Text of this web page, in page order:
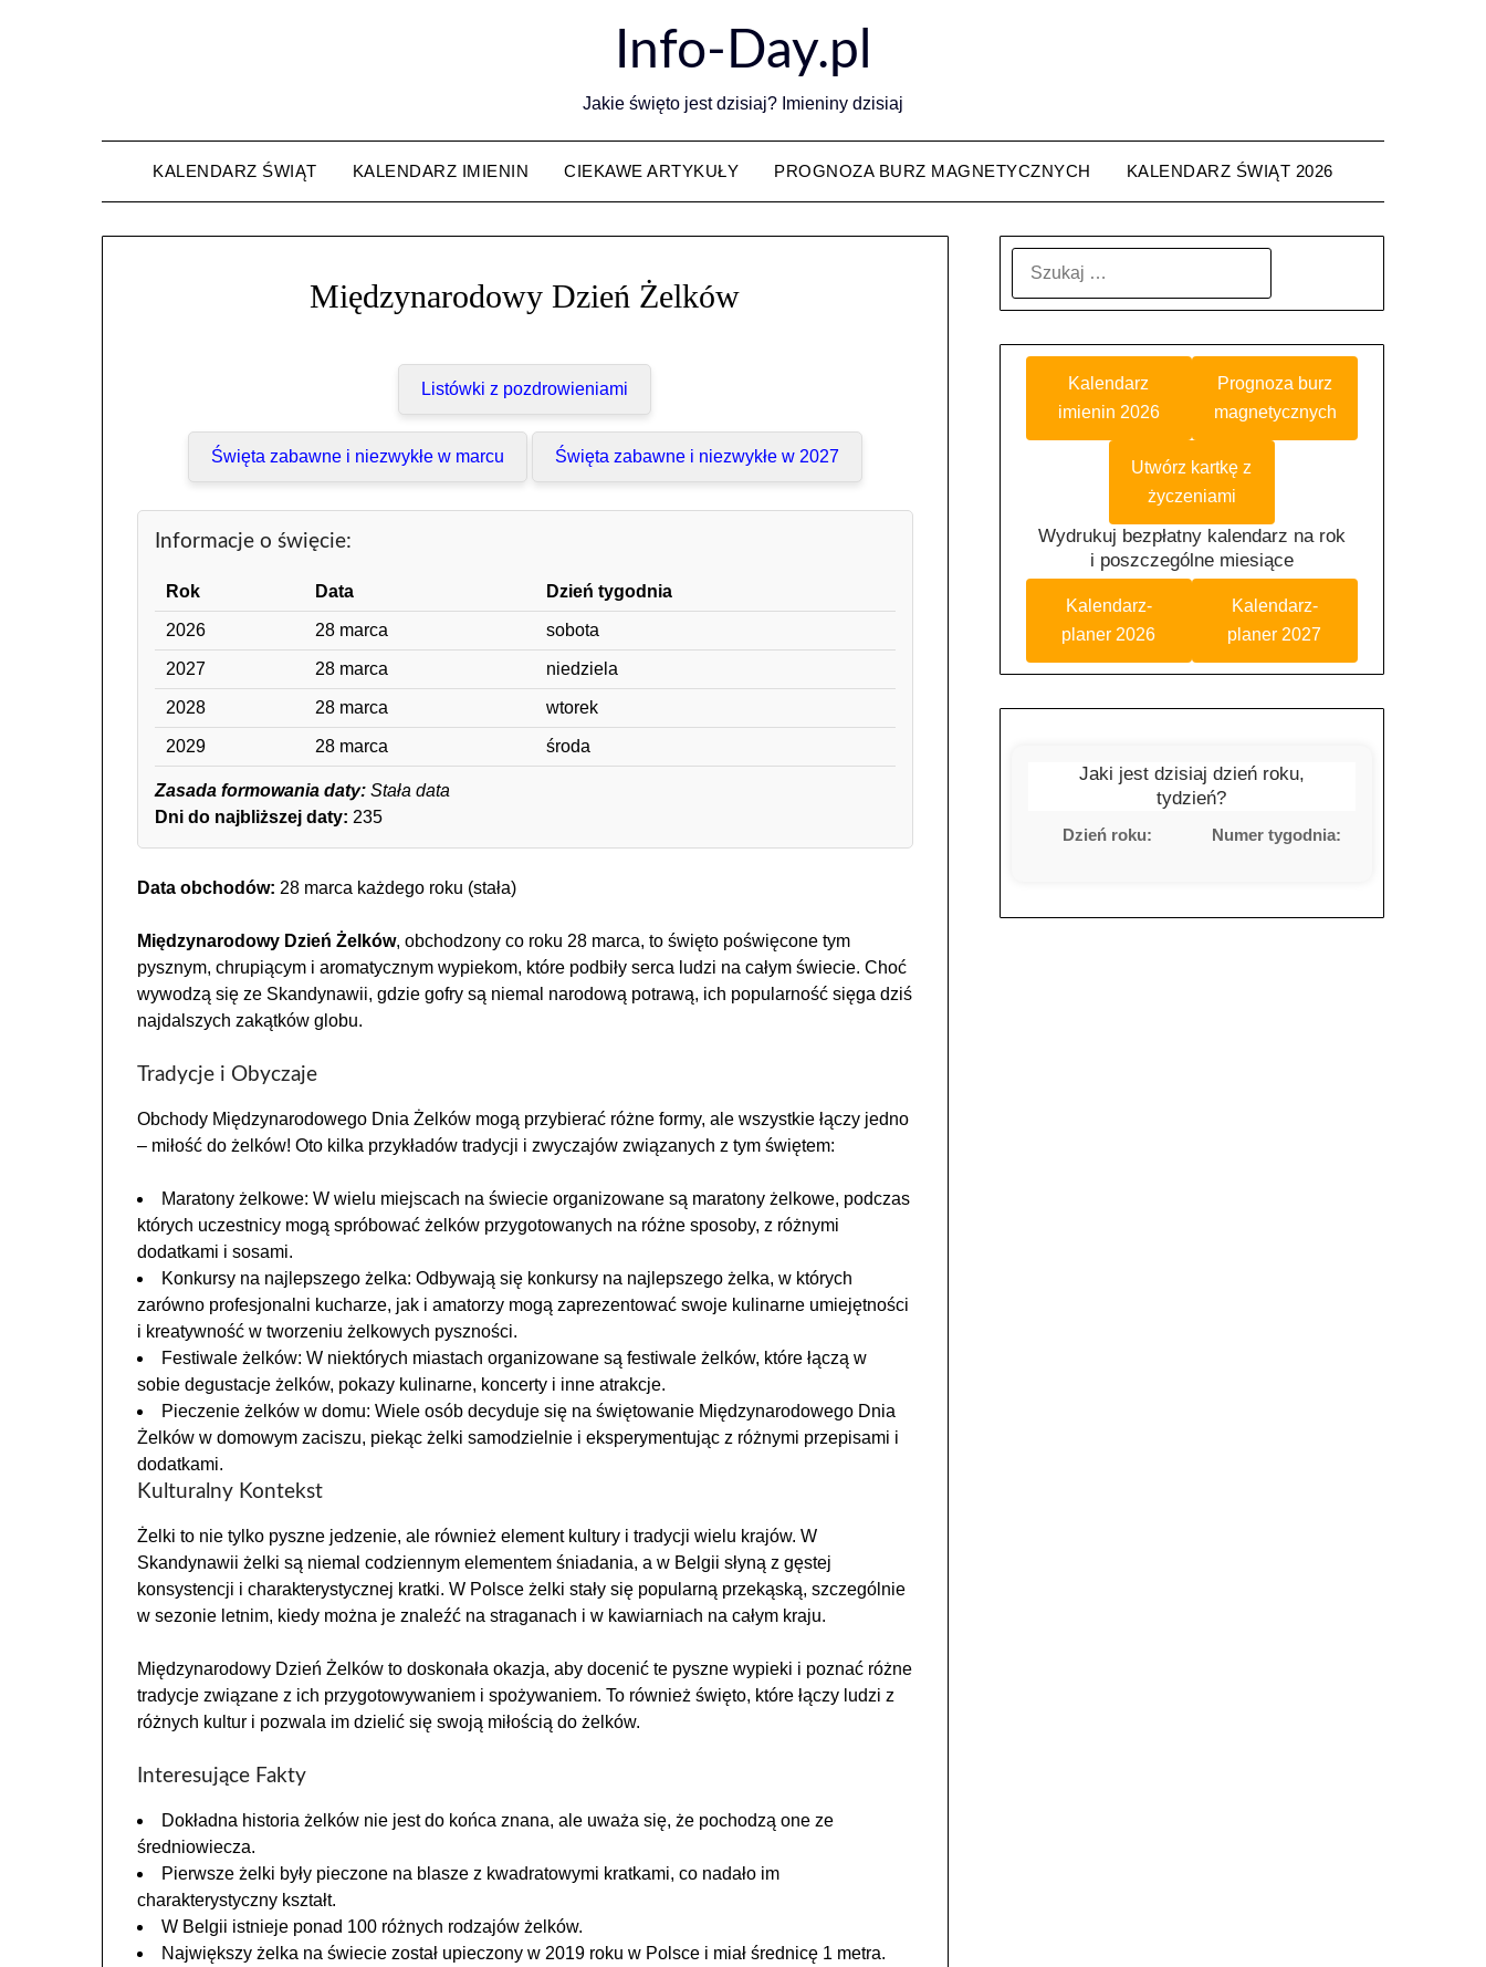
Info-Day.pl
Jakie święto jest dzisiaj? Imieniny dzisiaj
KALENDARZ ŚWIĄT KALENDARZ IMIENIN CIEKAWE ARTYKUŁY PROGNOZA BURZ MAGNETYCZNYCH KALENDARZ ŚWIĄT 2026
Międzynarodowy Dzień Żelków
Listówki z pozdrowieniami
Święta zabawne i niezwykłe w marcu Święta zabawne i niezwykłe w 2027
Informacje o święcie:
Rok Data Dzień tygodnia
2026 28 marca sobota
2027 28 marca niedziela
2028 28 marca wtorek
2029 28 marca środa
Zasada formowania daty:Stała data
Dni do najbliższej daty: 235
Data obchodów: 28 marca każdego roku (stała)
Międzynarodowy Dzień Żelków, obchodzony co roku 28 marca, to święto poświęcone tym
pysznym, chrupiącym i aromatycznym wypiekom, które podbiły serca ludzi na całym świecie. Choć
wywodzą się ze Skandynawii, gdzie gofry są niemal narodową potrawą, ich popularność sięga dziś
najdalszych zakątków globu.
Tradycje i Obyczaje
Obchody Międzynarodowego Dnia Żelków mogą przybierać różne formy, ale wszystkie łączy jedno
– miłość do żelków! Oto kilka przykładów tradycji i zwyczajów związanych z tym świętem:
Maratony żelkowe: W wielu miejscach na świecie organizowane są maratony żelkowe, podczas
których uczestnicy mogą spróbować żelków przygotowanych na różne sposoby, z różnymi
dodatkami i sosami.
Konkursy na najlepszego żelka: Odbywają się konkursy na najlepszego żelka, w których
zarówno profesjonalni kucharze, jak i amatorzy mogą zaprezentować swoje kulinarne umiejętności
i kreatywność w tworzeniu żelkowych pyszności.
Festiwale żelków: W niektórych miastach organizowane są festiwale żelków, które łączą w
sobie degustacje żelków, pokazy kulinarne, koncerty i inne atrakcje.
Pieczenie żelków w domu: Wiele osób decyduje się na świętowanie Międzynarodowego Dnia
Żelków w domowym zaciszu, piekąc żelki samodzielnie i eksperymentując z różnymi przepisami i
dodatkami.
Kulturalny Kontekst
Żelki to nie tylko pyszne jedzenie, ale również element kultury i tradycji wielu krajów. W
Skandynawii żelki są niemal codziennym elementem śniadania, a w Belgii słyną z gęstej
konsystencji i charakterystycznej kratki. W Polsce żelki stały się popularną przekąską, szczególnie
w sezonie letnim, kiedy można je znaleźć na straganach i w kawiarniach na całym kraju.
Międzynarodowy Dzień Żelków to doskonała okazja, aby docenić te pyszne wypieki i poznać różne
tradycje związane z ich przygotowywaniem i spożywaniem. To również święto, które łączy ludzi z
różnych kultur i pozwala im dzielić się swoją miłością do żelków.
Interesujące Fakty
Dokładna historia żelków nie jest do końca znana, ale uważa się, że pochodzą one ze
średniowiecza.
Pierwsze żelki były pieczone na blasze z kwadratowymi kratkami, co nadało im
charakterystyczny kształt.
W Belgii istnieje ponad 100 różnych rodzajów żelków.
Największy żelka na świecie został upieczony w 2019 roku w Polsce i miał średnicę 1 metra.
Kalendarz
imienin 2026
Prognoza burz
magnetycznych
Utwórz kartkę z
życzeniami
Wydrukuj bezpłatny kalendarz na rok
i poszczególne miesiące
Kalendarz-
planer 2026
Kalendarz-
planer 2027
Jaki jest dzisiaj dzień roku,
tydzień?
Dzień roku: Numer tygodnia: